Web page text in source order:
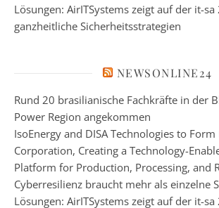
Lösungen: AirITSystems zeigt auf der it-sa
ganzheitliche Sicherheitsstrategien
NEWSONLINE24
Rund 20 brasilianische Fachkräfte in der
Power Region angekommen
IsoEnergy and DISA Technologies to
Corporation, Creating a Technology-
Platform for Production, Processing, and
Cyberresilienz braucht mehr als einzelne
Lösungen: AirITSystems zeigt auf der it-sa